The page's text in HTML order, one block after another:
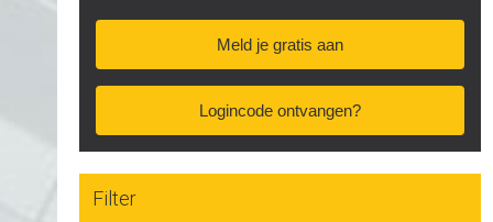
Meld je gratis aan
Logincode ontvangen?
Filter